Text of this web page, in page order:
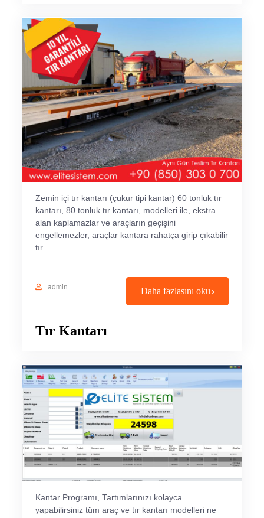
Zemin içi tır kantarı (çukur tipi kantar) 60 tonluk tır
kantarı, 80 tonluk tır kantarı, modelleri ile, ekstra
alan kaplamazlar ve araçların geçişini
engellemezler, araçlar kantara rahatça girip çıkabilir
tır…
admin Daha fazlasını oku
Tır Kantarı
Kantar Programı, Tartımlarınızı kolayca
yapabilirsiniz tüm araç ve tır kantarı modelleri ne